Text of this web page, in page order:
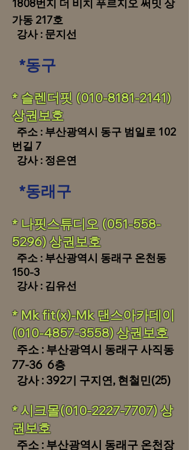
1808번지 더 비치 푸르지오 써밋 상
가동 217호
강사 : 문지선
*동구
​​* 슬렌더핏 (010-8181-2141)
상권보호
​ 주소 : 부산광역시 동구 범일로 102
번길 7
강사 : 정은연
*동래구
​​* 나핏스튜디오 (051-558-
5296)상권보호
​ 주소 : 부산광역시 동래구 온천동
150-3
강사 : 김유선
​​* Mk fit(x)-Mk 댄스아카데이
(010-4857-3558)상권보호
​ 주소 : 부산광역시 동래구 사직동
77-36 6층
강사 : 392기 구지연, 현철민(25)
* 시크몰(010-2227-7707) 상
권보호
​ 주소 : 부산광역시 동래구 온천장